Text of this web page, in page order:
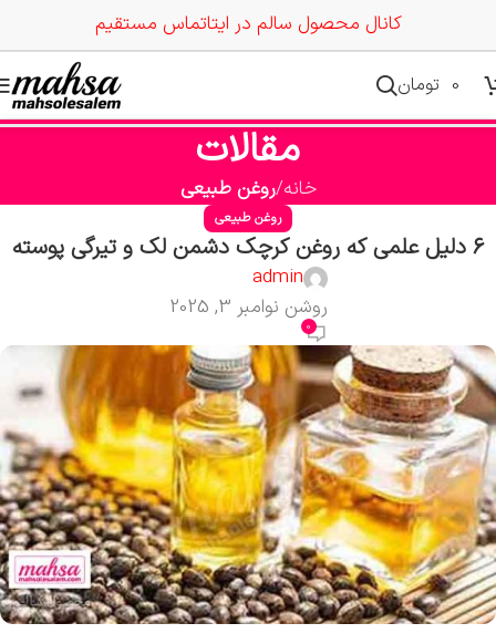
کانال محصول سالم در ایتاتماس مستقیم
0 تومان
مقالات
خانه روغن طبیعی
روغن طبیعی
6 دلیل علمی که روغن کرچک دشمن لک و تیرگی پوسته
admin
روشن نوامبر 3, 2025
0